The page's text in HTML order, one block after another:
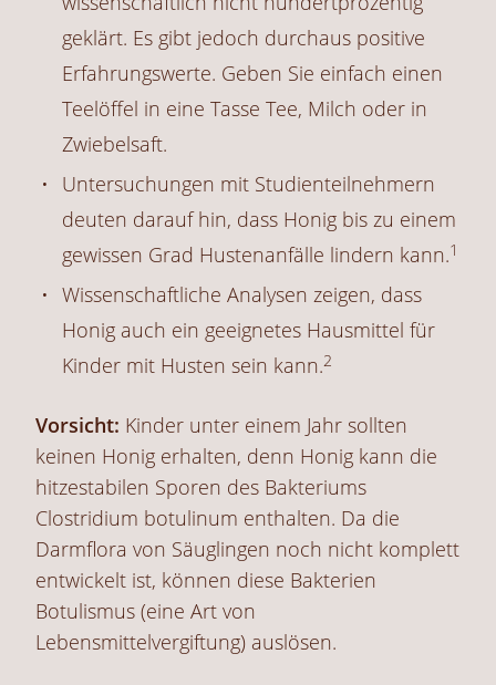
geklärt. Es gibt jedoch durchaus positive
Erfahrungswerte. Geben Sie einfach einen
Teelöffel in eine Tasse Tee, Milch oder in
Zwiebelsaft.
Untersuchungen mit Studienteilnehmern
deuten darauf hin, dass Honig bis zu einem
gewissen Grad Hustenanfälle lindern kann.1
Wissenschaftliche Analysen zeigen, dass
Honig auch ein geeignetes Hausmittel für
Kinder mit Husten sein kann.2
Vorsicht: Kinder unter einem Jahr sollten
keinen Honig erhalten, denn Honig kann die
hitzestabilen Sporen des Bakteriums
Clostridium botulinum enthalten. Da die
Darmflora von Säuglingen noch nicht komplett
entwickelt ist, können diese Bakterien
Botulismus (eine Art von
Lebensmittelvergiftung) auslösen.